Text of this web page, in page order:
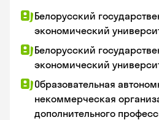
Белорусский
экономический
Белорусский
экономический
Образовательная
некоммерческая
дополнительного